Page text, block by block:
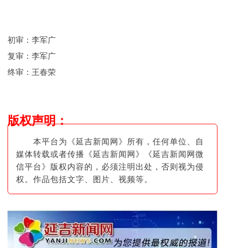
初审：李军广
复审：李军广
终审：王春荣
版权声明：
本平台为《延吉新闻网》所有，任何单位、自
媒体转载或者传播《延吉新闻网》《延吉新闻网微
信平台》版权内容的，必须注明出处，否则视为侵
权。作品包括文字、图片 、视频等。